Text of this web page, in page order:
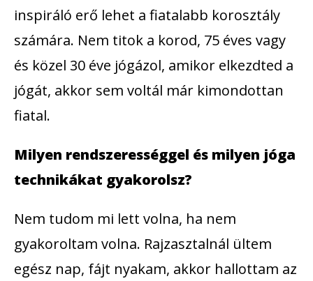
inspiráló erő lehet a fiatalabb korosztály
számára. Nem titok a korod, 75 éves vagy
és közel 30 éve jógázol, amikor elkezdted a
jógát, akkor sem voltál már kimondottan
fiatal.
Milyen rendszerességgel és milyen jóga
technikákat gyakorolsz?
Nem tudom mi lett volna, ha nem
gyakoroltam volna. Rajzasztalnál ültem
egész nap, fájt nyakam, akkor hallottam az